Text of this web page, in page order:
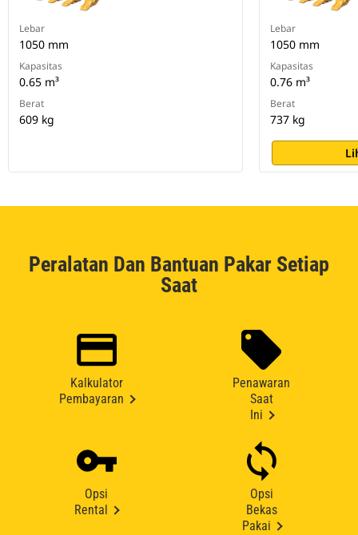
Lebar
1050 mm
Kapasitas
0.65 m³
Berat
609 kg
Lebar
1050 mm
Kapasitas
0.76 m³
Berat
737 kg
Peralatan Dan Bantuan Pakar Setiap
Saat
Kalkulator
Pembayaran
Penawaran
Saat
Ini
Opsi
Rental
Opsi
Bekas
Pakai